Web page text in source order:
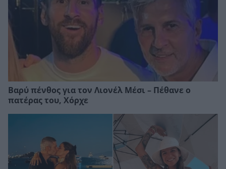
Βαρύ πένθος για τον Λιονέλ Μέσι – Πέθανε ο
πατέρας του, Χόρχε